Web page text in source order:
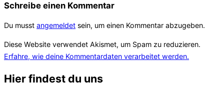
Schreibe einen Kommentar
Du musst angemeldet sein, um einen Kommentar abzugeben.
Diese Website verwendet Akismet, um Spam zu reduzieren.
Erfahre, wie deine Kommentardaten verarbeitet werden.
Hier findest du uns